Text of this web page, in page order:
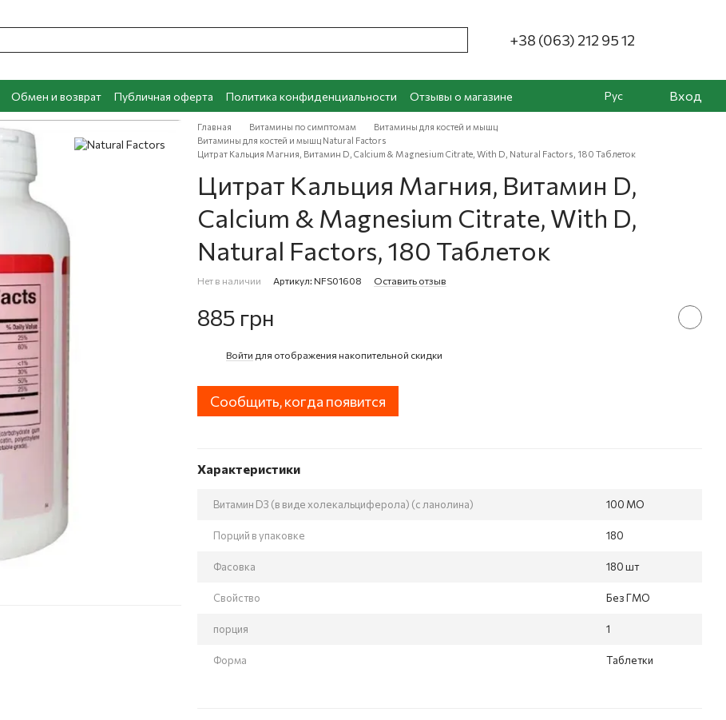
+38 (063) 212 95 12
Обмен и возврат Публичная оферта Политика конфиденциальности
Отзывы о магазине
Рус Вход
Главная Витамины по симптомам
Витамины для костей и мышц
Витамины для костей и мышц Natural Factors
Цитрат Кальция Магния, Витамин D, Calcium & Magnesium Citrate, With D, Natural Factors, 180 Таблеток
Цитрат Кальция Магния, Витамин D,
Calcium & Magnesium Citrate, With D,
Natural Factors, 180 Таблеток
Нет в наличии Артикул: NFS01608 Оставить отзыв
885 грн
Войти для отображения накопительной скидки
Сообщить, когда появится
Характеристики
Витамин D3 (в виде холекальциферола) (с ланолина) 100 МО
Порций в упаковке 180
Фасовка 180 шт
Свойство Без ГМО
порция 1
Форма Таблетки